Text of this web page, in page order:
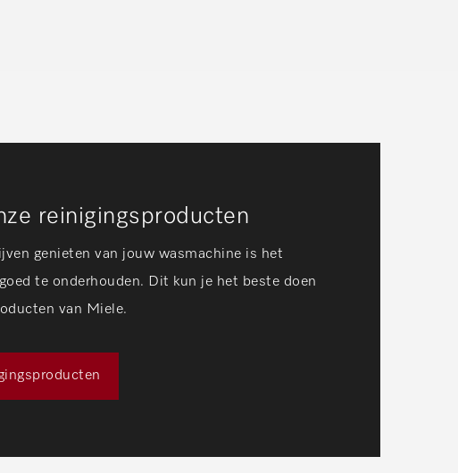
reinigingsproducten
genieten van jouw wasmachine is het
te onderhouden. Dit kun je het beste doen
van Miele.